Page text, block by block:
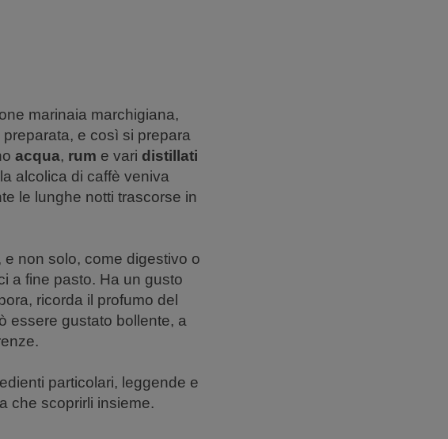
marinaia marchigiana,
e così si prepara
acqua, rum e vari distillati
alcolica di caffè veniva
le lunghe notti trascorse in
, e non solo, come digestivo o
a fine pasto. Ha un gusto
ricorda il profumo del
essere gustato bollente, a
particolari, leggende e
che scoprirli insieme.